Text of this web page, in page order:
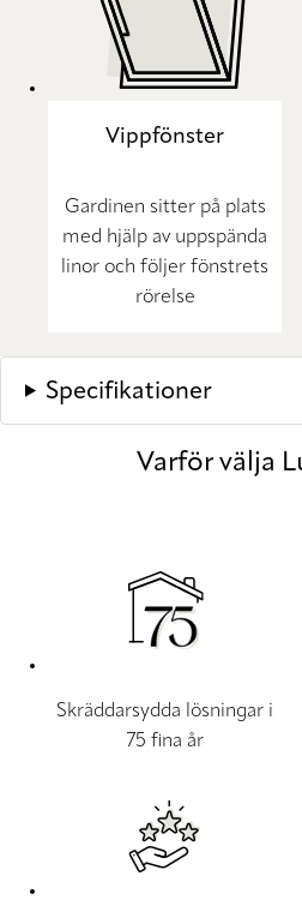
Vippfönster
Gardinen sitter på plats
med hjälp av uppspända
linor och följer fönstrets
rörelse
Specifikationer
Varför välja
Skräddarsydda lösningar i
75 fina år